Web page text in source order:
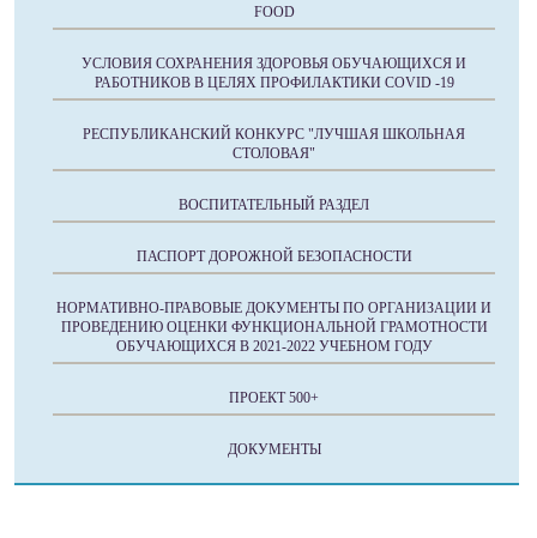
FOOD
УСЛОВИЯ СОХРАНЕНИЯ ЗДОРОВЬЯ ОБУЧАЮЩИХСЯ И
РАБОТНИКОВ В ЦЕЛЯХ ПРОФИЛАКТИКИ COVID -19
РЕСПУБЛИКАНСКИЙ КОНКУРС "ЛУЧШАЯ ШКОЛЬНАЯ
СТОЛОВАЯ"
ВОСПИТАТЕЛЬНЫЙ РАЗДЕЛ
ПАСПОРТ ДОРОЖНОЙ БЕЗОПАСНОСТИ
НОРМАТИВНО-ПРАВОВЫЕ ДОКУМЕНТЫ ПО ОРГАНИЗАЦИИ И
ПРОВЕДЕНИЮ ОЦЕНКИ ФУНКЦИОНАЛЬНОЙ ГРАМОТНОСТИ
ОБУЧАЮЩИХСЯ В 2021-2022 УЧЕБНОМ ГОДУ
ПРОЕКТ 500+
ДОКУМЕНТЫ